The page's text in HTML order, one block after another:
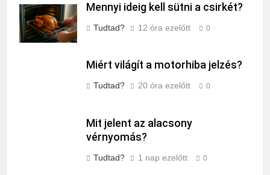
Mennyi ideig kell sütni a csirkét?
Tudtad? 12 óra ezelőtt 0
Miért világít a motorhiba jelzés?
Tudtad? 20 óra ezelőtt 0
Mit jelent az alacsony
vérnyomás?
Tudtad? 1 nap ezelőtt 0